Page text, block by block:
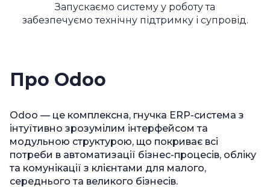
Запускаємо систему у роботу та
забезпечуємо технічну підтримку і супровід.
Про Odoo
Odoo — це комплексна, гнучка ERP-система з
інтуїтивно зрозумілим інтерфейсом та
модульною структурою, що покриває всі
потреби в автоматизації бізнес-процесів, обліку
та комунікації з клієнтами для малого,
середнього та великого бізнесів.